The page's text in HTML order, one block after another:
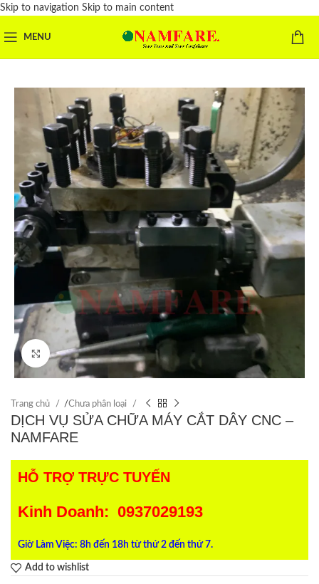
Skip to navigation Skip to main content
MENU
Click to enlarge
Trang chủ /Chưa phân loại
DỊCH VỤ SỬA CHỮA MÁY CẮT DÂY CNC –
NAMFARE
HỖ TRỢ TRỰC TUYẾN
Kinh Doanh: 0937029193
Giờ Làm Việc: 8h đến 18h từ thứ 2 đến thứ 7.
Add to wishlist